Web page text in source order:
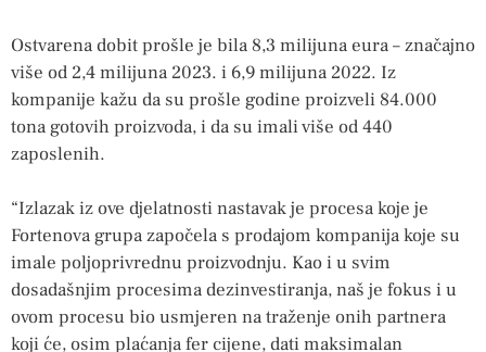
Ostvarena dobit prošle je bila 8,3 milijuna eura – značajno
više od 2,4 milijuna 2023. i 6,9 milijuna 2022. Iz
kompanije kažu da su prošle godine proizveli 84.000
tona gotovih proizvoda, i da su imali više od 440
zaposlenih.
“Izlazak iz ove djelatnosti nastavak je procesa koje je
Fortenova grupa započela s prodajom kompanija koje su
imale poljoprivrednu proizvodnju. Kao i u svim
dosadašnjim procesima dezinvestiranja, naš je fokus i u
ovom procesu bio usmjeren na traženje onih partnera
koji će, osim plaćanja fer cijene, dati maksimalan